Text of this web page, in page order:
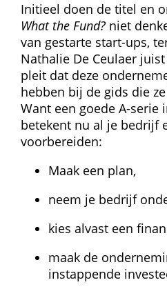
Initieel doen de titel en
What the Fund? niet
van gestarte start-ups,
Nathalie De Ceulaer
pleit dat deze
hebben bij de gids die
Want een goede A-serie
betekent nu al je bedrijf
voorbereiden:
Maak een plan,
neem je bedrijf
kies alvast een
maak de
instappende